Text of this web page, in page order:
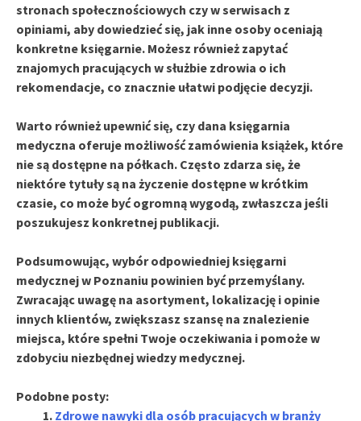
stronach społecznościowych czy w serwisach z
opiniami, aby dowiedzieć się, jak inne osoby oceniają
konkretne księgarnie. Możesz również zapytać
znajomych pracujących w służbie zdrowia o ich
rekomendacje, co znacznie ułatwi podjęcie decyzji.
Warto również upewnić się, czy dana księgarnia
medyczna oferuje możliwość zamówienia książek, które
nie są dostępne na półkach. Często zdarza się, że
niektóre tytuły są na życzenie dostępne w krótkim
czasie, co może być ogromną wygodą, zwłaszcza jeśli
poszukujesz konkretnej publikacji.
Podsumowując, wybór odpowiedniej księgarni
medycznej w Poznaniu powinien być przemyślany.
Zwracając uwagę na asortyment, lokalizację i opinie
innych klientów, zwiększasz szansę na znalezienie
miejsca, które spełni Twoje oczekiwania i pomoże w
zdobyciu niezbędnej wiedzy medycznej.
Podobne posty:
Zdrowe nawyki dla osób pracujących w branży